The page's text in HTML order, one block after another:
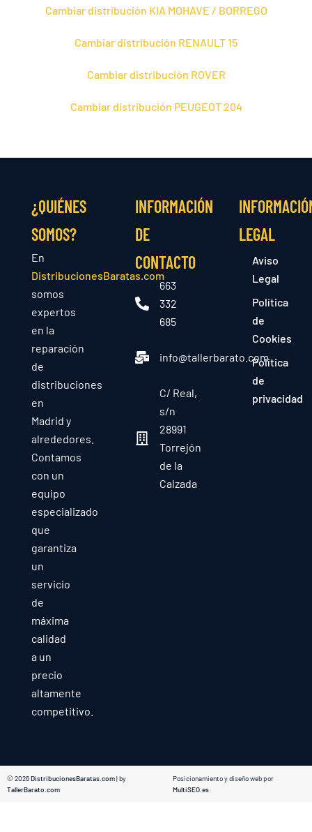
Cambiar distribución KIA MOHAVE / BORREGO
Cambiar distribución RENAULT 15
Cambiar distribución ROVER
Cambiar distribución PEUGEOT 204
¿QUIÉNES
SOMOS?
En
DistribucionesBaratas.com
somos
expertos
en la
reparación
de
distribuciones
en
Madrid y
alrededores.
Contamos
con un
equipo
especializado
que
garantiza
un
servicio
de
máxima
calidad
a un
precio
altamente
competitivo.
INFORMACIÓN
DE
CONTACTO
663
332
685
info@tallerbarato.com
C/ Real,
s/n
28991
Torrejón
de la
Calzada
LEGAL
Aviso
Legal
Política
de
Cookies
Política
de
privacidad
© 2026DistribucionesBaratas.com| by
TallerBarato.com
Posicionamiento y diseño web por
MultiSEO.es